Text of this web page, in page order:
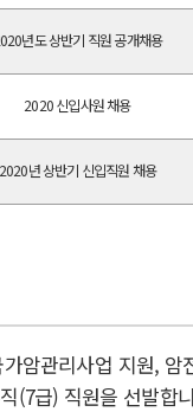
년도 상반기 직원 공개채용
2020 신입사원 채용
2020년 상반기 신입직원 채용
암관리사업 지원,
(7급) 직원을 선발합